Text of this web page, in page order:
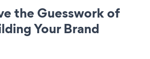
the Guesswork of
Your Brand